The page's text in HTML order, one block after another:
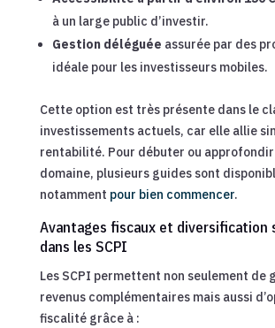
à un large public d’investir.
Gestion déléguée assurée par des
idéale pour les investisseurs mobiles.
Cette option est très présente dans le
investissements actuels, car elle allie
rentabilité. Pour débuter ou
domaine, plusieurs guides sont
notamment pour bien commencer.
Avantages fiscaux et diversification
dans les SCPI
Les SCPI permettent non seulement de
revenus complémentaires mais aussi
fiscalité grâce à :